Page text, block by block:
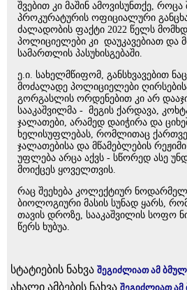
შვებით კი მაშინ ამოვისუნთქე, როცა
პროკურატურის ოფიციალური
ძალადობის ფაქტი 2022 წელს
პოლიციელები კი დაუკავებიათ და
სამართლის პასუხისგებაში.
ე.ი. სახელმწიფომ, განსხვავებით
მოძალადე პოლიციელები
გორგასლის ორდენებით კი არ
სააკაშვილმა - მეგის ქარდავა,
ჯალათები, არამედ დაიჭირა და
ხელისუფლებას, რომლითაც
ჯალათებისა და მწამებლების
უფლება არცა აქვს - სწორედ ასე
მოიქცეს ყოველთვის.
რაც შეეხება კოლექტიურ
ბიოლოგიური მასის სუნად ყარს,
თავის დროზე, სააკაშვილის სოფო
წერს ხუბუა.
სტატიების ნახვა შეგიძლიათ ამ
ახალი ამბების ნახვა შეგიძლიათ ამ